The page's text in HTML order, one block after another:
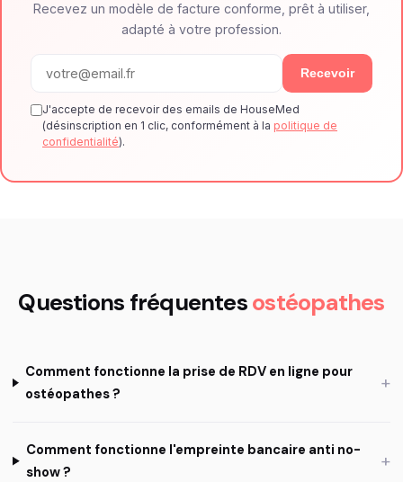
Recevez un modèle de facture conforme, prêt à utiliser,
adapté à votre profession.
Recevoir
J'accepte de recevoir des emails de HouseMed
(désinscription en 1 clic, conformément à la politique de
confidentialité).
Questions fréquentesostéopathes
Comment fonctionne la prise de RDV en ligne pour
ostéopathes ?
+
Comment fonctionne l'empreinte bancaire anti no-
show ?
+